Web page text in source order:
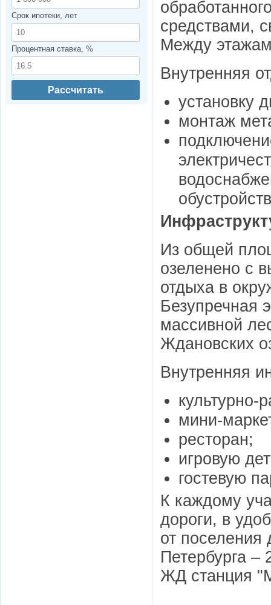
средствами,
Между
Внутренняя
установку
монтаж
Из общей
озеленено с
отдыха в
Безупречная
массивной
Ждановских
Внутренняя
культурно-
мини-
ресторан;
игровую
гостевую
К каждому
дороги, в
от поселения
Петербурга –
ЖД станция
Срок ипотеки, лет
Процентная ставка, %
Рассчитать